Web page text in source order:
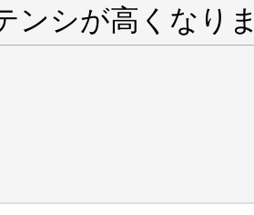
ンシが高くなり